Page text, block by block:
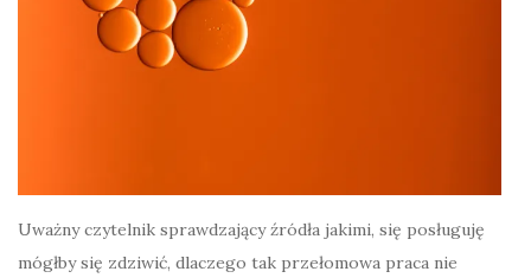
Uważny czytelnik sprawdzający źródła jakimi, się posługuję
mógłby się zdziwić, dlaczego tak przełomowa praca nie